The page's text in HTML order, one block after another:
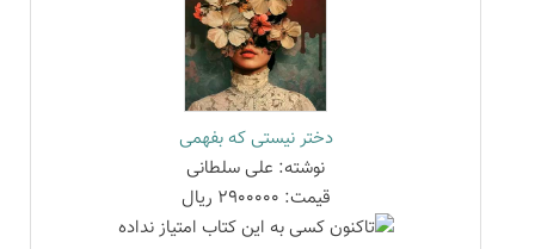
دختر نیستی که بفهمی
نوشته: علی سلطانی
قیمت: 2900000 ریال